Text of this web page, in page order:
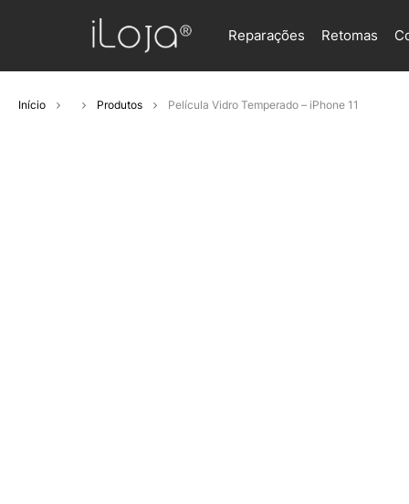
Reparações Retomas
Início Produtos Película Vidro Temperado – iPhone 11